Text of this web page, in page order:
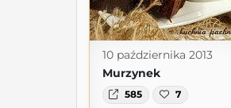
10 października 2013
Murzynek
585 7